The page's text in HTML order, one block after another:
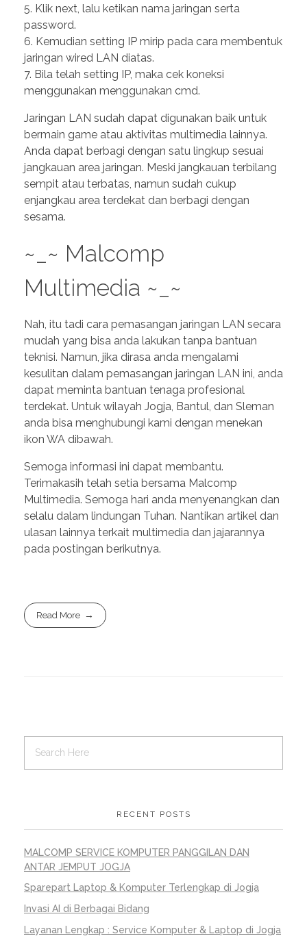
5. Klik next, lalu ketikan nama jaringan serta
password.
6. Kemudian setting IP mirip pada cara membentuk
jaringan wired LAN diatas.
7. Bila telah setting IP, maka cek koneksi
menggunakan menggunakan cmd.
Jaringan LAN sudah dapat digunakan baik untuk
bermain game atau aktivitas multimedia lainnya.
Anda dapat berbagi dengan satu lingkup sesuai
jangkauan area jaringan. Meski jangkauan terbilang
sempit atau terbatas, namun sudah cukup
enjangkau area terdekat dan berbagi dengan
sesama.
~_~ Malcomp
Multimedia ~_~
Nah, itu tadi cara pemasangan jaringan LAN secara
mudah yang bisa anda lakukan tanpa bantuan
teknisi. Namun, jika dirasa anda mengalami
kesulitan dalam pemasangan jaringan LAN ini, anda
dapat meminta bantuan tenaga profesional
terdekat. Untuk wilayah Jogja, Bantul, dan Sleman
anda bisa menghubungi kami dengan menekan
ikon WA dibawah.
Semoga informasi ini dapat membantu.
Terimakasih telah setia bersama Malcomp
Multimedia. Semoga hari anda menyenangkan dan
selalu dalam lindungan Tuhan. Nantikan artikel dan
ulasan lainnya terkait multimedia dan jajarannya
pada postingan berikutnya.
Read More
RECENT POSTS
MALCOMP SERVICE KOMPUTER PANGGILAN DAN
ANTAR JEMPUT JOGJA
Sparepart Laptop & Komputer Terlengkap di Jogja
Invasi AI di Berbagai Bidang
Layanan Lengkap : Service Komputer & Laptop di Jogja